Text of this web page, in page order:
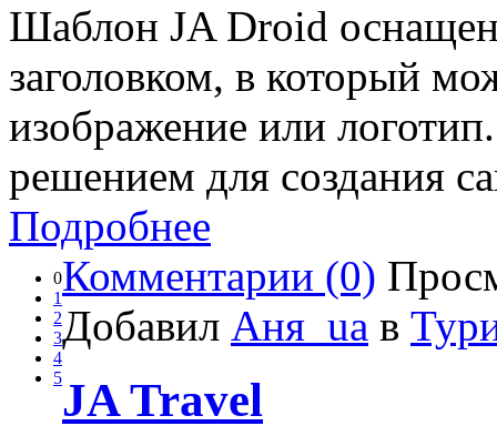
Шаблон JA Droid
заголовком, в который
изображение или
решением для создания
Подробнее
0
1
2
3
4
5
Комментарии (0)
Добавил Аня_ua в
JA Travel